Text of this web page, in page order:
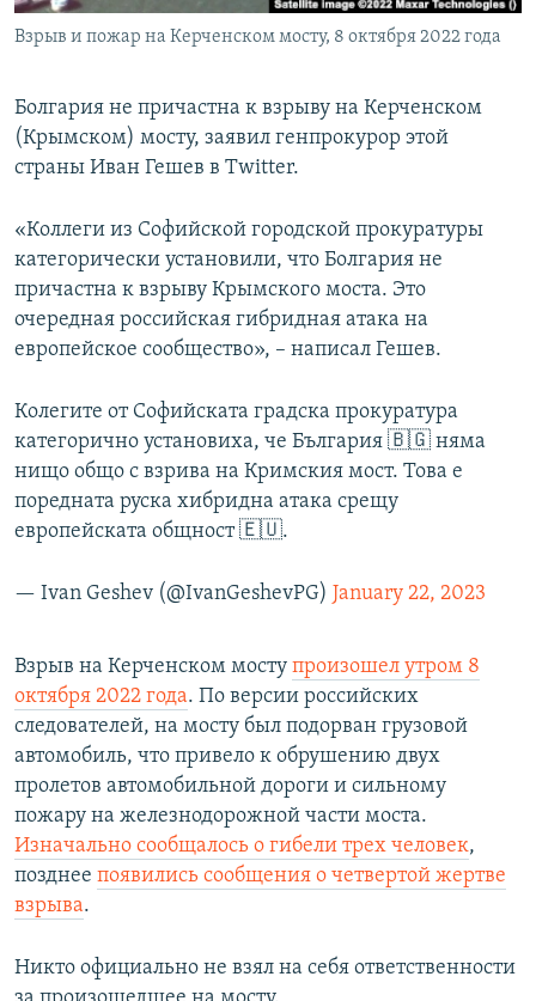
УКРАИНСКАЯ ПРОБЛЕМА КРЫМА
Взрыв и пожар на Керченском мосту, 8 октября 2022 года
Болгария не причастна к взрыву на Керченском
(Крымском) мосту, заявил генпрокурор этой
страны Иван Гешев в Twitter.
«Коллеги из Софийской городской прокуратуры
категорически установили, что Болгария не
причастна к взрыву Крымского моста. Это
очередная российская гибридная атака на
европейское сообщество», – написал Гешев.
Колегите от Софийската градска прокуратура
категорично установиха, че България 🇧🇬 няма
нищо общо с взрива на Кримския мост. Това е
поредната руска хибридна атака срещу
европейската общност 🇪🇺.
— Ivan Geshev (@IvanGeshevPG) January 22, 2023
Взрыв на Керченском мосту произошел утром 8
октября 2022 года. По версии российских
следователей, на мосту был подорван грузовой
автомобиль, что привело к обрушению двух
пролетов автомобильной дороги и сильному
пожару на железнодорожной части моста.
Изначально сообщалось о гибели трех человек,
позднее появились сообщения о четвертой жертве
взрыва.
Никто официально не взял на себя ответственности